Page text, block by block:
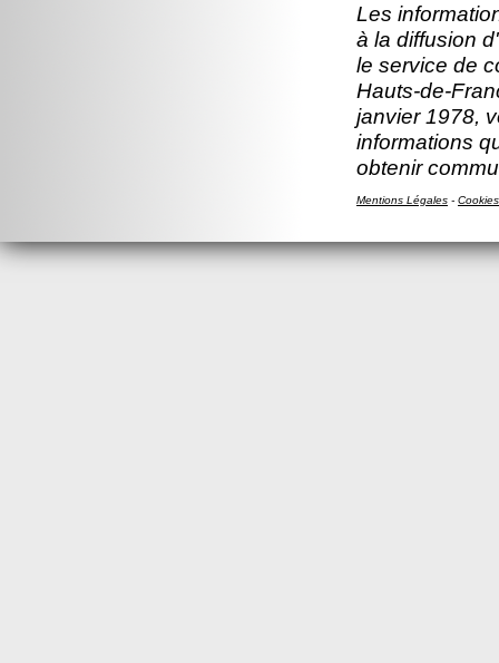
Les
à la diffusion
le service de
Hauts-de-
janvier 1978,
informations
obtenir
Mentions Légales - Cookies